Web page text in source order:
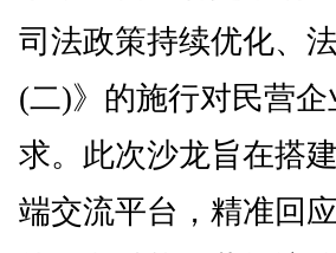
司法政策持续优化、
(二)》的施行对民营
求。此次沙龙旨在搭
端交流平台，精准回